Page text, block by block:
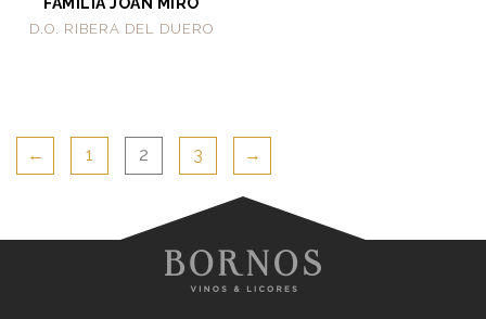
D.O. RIBERA DEL DUERO
← 1 2 3 →